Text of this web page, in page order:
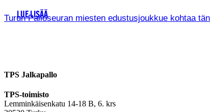
Turun Palloseuran miesten edustusjoukkue kohtaa
LUE LISÄÄ
TPS Jalkapallo
TPS-toimisto
Lemminkäisenkatu 14-18 B, 6. krs